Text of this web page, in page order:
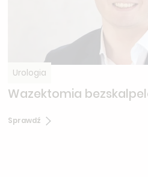
Urologia
Wazektomia
Sprawdź